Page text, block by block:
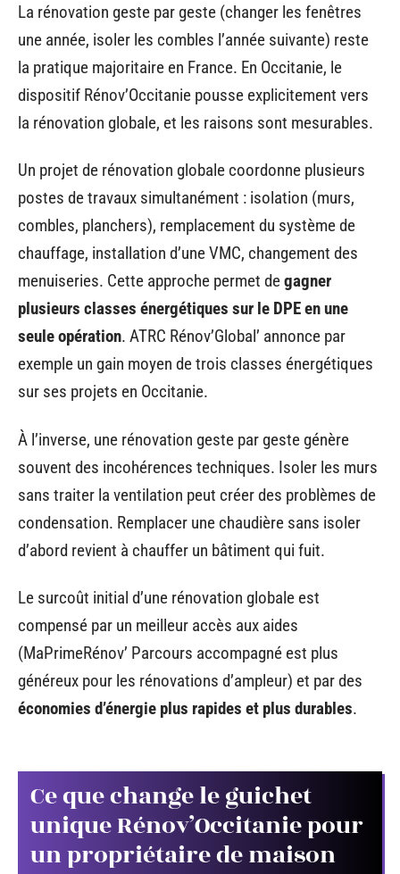
La rénovation geste par geste (changer les fenêtres
une année, isoler les combles l’année suivante) reste
la pratique majoritaire en France. En Occitanie, le
dispositif Rénov’Occitanie pousse explicitement vers
la rénovation globale, et les raisons sont mesurables.
Un projet de rénovation globale coordonne plusieurs
postes de travaux simultanément : isolation (murs,
combles, planchers), remplacement du système de
chauffage, installation d’une VMC, changement des
menuiseries. Cette approche permet degagner
plusieurs classes énergétiques sur le DPE en une
seule opération. ATRC Rénov’Global’ annonce par
exemple un gain moyen de trois classes énergétiques
sur ses projets en Occitanie.
À l’inverse, une rénovation geste par geste génère
souvent des incohérences techniques. Isoler les murs
sans traiter la ventilation peut créer des problèmes de
condensation. Remplacer une chaudière sans isoler
d’abord revient à chauffer un bâtiment qui fuit.
Le surcoût initial d’une rénovation globale est
compensé par un meilleur accès aux aides
(MaPrimeRénov’ Parcours accompagné est plus
généreux pour les rénovations d’ampleur) et par des
économies d’énergie plus rapides et plus durables.
Ce que change le guichet
unique Rénov’Occitanie pour
un propriétaire de maison